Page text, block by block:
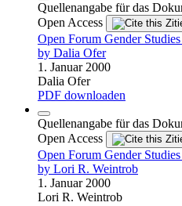
Quellenangabe für das
Open Access
Open Forum Gender
by Dalia Ofer
1. Januar 2000
Dalia Ofer
PDF downloaden
Quellenangabe für das
Open Access
Open Forum Gender
by Lori R. Weintrob
1. Januar 2000
Lori R. Weintrob